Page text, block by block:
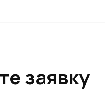
заявку